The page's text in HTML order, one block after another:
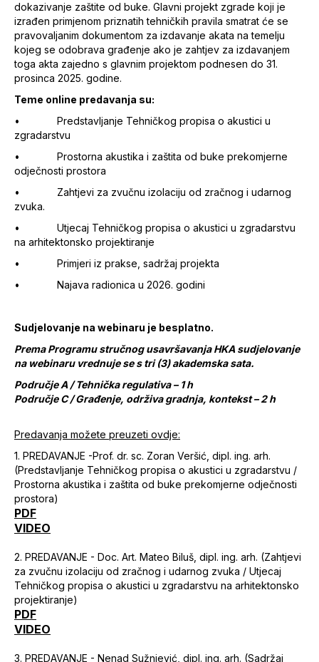
dokazivanje zaštite od buke. Glavni projekt zgrade koji je
izrađen primjenom priznatih tehničkih pravila smatrat će se
pravovaljanim dokumentom za izdavanje akata na temelju
kojeg se odobrava građenje ako je zahtjev za izdavanjem
toga akta zajedno s glavnim projektom podnesen do 31.
prosinca 2025. godine.
Teme online predavanja su:
• Predstavljanje Tehničkog propisa o akustici u
zgradarstvu
• Prostorna akustika i zaštita od buke prekomjerne
odječnosti prostora
• Zahtjevi za zvučnu izolaciju od zračnog i udarnog
zvuka.
• Utjecaj Tehničkog propisa o akustici u zgradarstvu
na arhitektonsko projektiranje
• Primjeri iz prakse, sadržaj projekta
• Najava radionica u 2026. godini
Sudjelovanje na webinaru je besplatno.
Prema Programu stručnog usavršavanja HKA sudjelovanje
na webinaru vrednuje se s tri (3) akademska sata.
Područje A / Tehnička regulativa – 1 h
Područje C / Građenje, održiva gradnja, kontekst – 2 h
Predavanja možete preuzeti ovdje:
1. PREDAVANJE -Prof. dr. sc. Zoran Veršić, dipl. ing. arh.
(Predstavljanje Tehničkog propisa o akustici u zgradarstvu /
Prostorna akustika i zaštita od buke prekomjerne odječnosti
prostora)
PDF
VIDEO
2. PREDAVANJE - Doc. Art. Mateo Biluš, dipl. ing. arh. (Zahtjevi
za zvučnu izolaciju od zračnog i udarnog zvuka / Utjecaj
Tehničkog propisa o akustici u zgradarstvu na arhitektonsko
projektiranje)
PDF
VIDEO
3. PREDAVANJE - Nenad Sužnjević, dipl. ing. arh. (Sadržaj